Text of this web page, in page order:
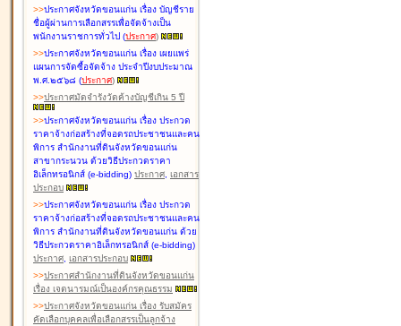
>>ประกาศจังหวัดขอนแก่น เรื่อง บัญชีราย
ชื่อผู้ผ่านการเลือกสรรเพื่อจัดจ้างเป็น
พนักงานราชการทั่วไป (ประกาศ)
>>ประกาศจังหวัดขอนแก่น เรื่อง เผยแพร่
แผนการจัดซื้อจัดจ้าง ประจำปีงบประมาณ
พ.ศ.๒๕๖๘ (ประกาศ)
>>ประกาศมัดจำรังวัดค้างบัญชีเกิน 5 ปี
>>ประกาศจังหวัดขอนแก่น เรื่อง ประกวด
ราคาจ้างก่อสร้างที่จอดรถประชาชนและคน
พิการ สำนักงานที่ดินจังหวัดขอนแก่น
สาขากระนวน ด้วยวิธีประกวดราคา
อิเล็กทรอนิกส์ (e-bidding) ประกาศ, เอกสาร
ประกอบ
>>ประกาศจังหวัดขอนแก่น เรื่อง ประกวด
ราคาจ้างก่อสร้างที่จอดรถประชาชนและคน
พิการ สำนักงานที่ดินจังหวัดขอนแก่น ด้วย
วิธีประกวดราคาอิเล็กทรอนิกส์ (e-bidding)
ประกาศ, เอกสารประกอบ
>>ประกาศสำนักงานที่ดินจังหวัดขอนแก่น
เรื่อง เจตนารมณ์เป็นองค์กรคุณธรรม
>>ประกาศจังหวัดขอนแก่น เรื่อง รับสมัคร
คัดเลือกบุคคลเพื่อเลือกสรรเป็นลูกจ้าง